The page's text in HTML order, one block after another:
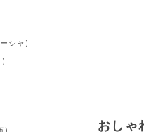
おしゃ
シャ)